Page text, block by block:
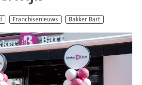
Franchisenieuws Bakker Bart